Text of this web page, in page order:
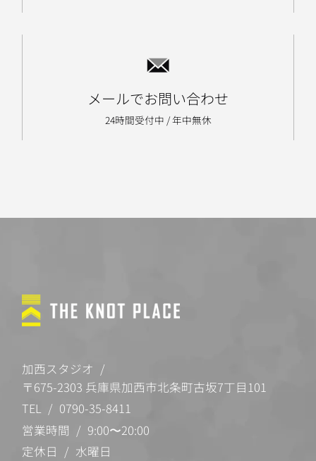
メールでお問い合わせ
24時間受付中 / 年中無休
加西スタジオ
〒675-2303 兵庫県加西市北条町古坂7丁目101
TEL
0790-35-8411
営業時間
9:00〜20:00
定休日
水曜日